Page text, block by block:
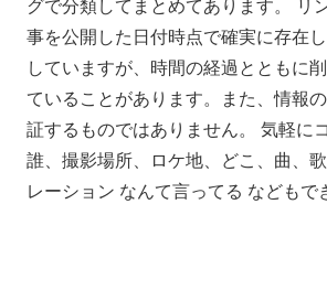
グで分類してまとめてあります。 リ
事を公開した日付時点で確実に存在
していますが、時間の経過とともに
ていることがあります。また、情報
証するものではありません。 気軽に
誰、撮影場所、ロケ地、どこ、曲、
レーション なんて言ってる などもで